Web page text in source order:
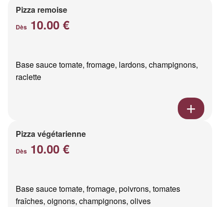
Pizza remoise
Dès 10.00 €
Base sauce tomate, fromage, lardons, champignons,
raclette
Pizza végétarienne
Dès 10.00 €
Base sauce tomate, fromage, poivrons, tomates
fraîches, oignons, champignons, olives